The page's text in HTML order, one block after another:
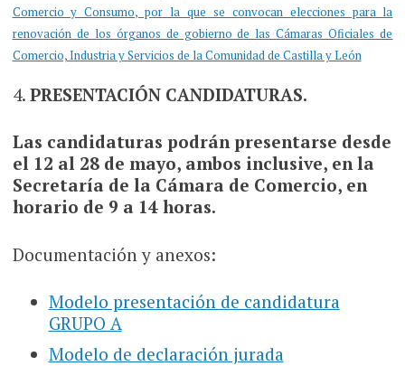
Comercio y Consumo, por la que se convocan elecciones para la
renovación de los órganos de gobierno de las Cámaras Oficiales de
Comercio, Industria y Servicios de la Comunidad de Castilla y León
4. PRESENTACIÓN CANDIDATURAS.
Las candidaturas podrán presentarse desde
el 12 al 28 de mayo, ambos inclusive, en la
Secretaría de la Cámara de Comercio, en
horario de 9 a 14 horas.
Documentación y anexos:
Modelo presentación de candidatura
GRUPO A
Modelo de declaración jurada